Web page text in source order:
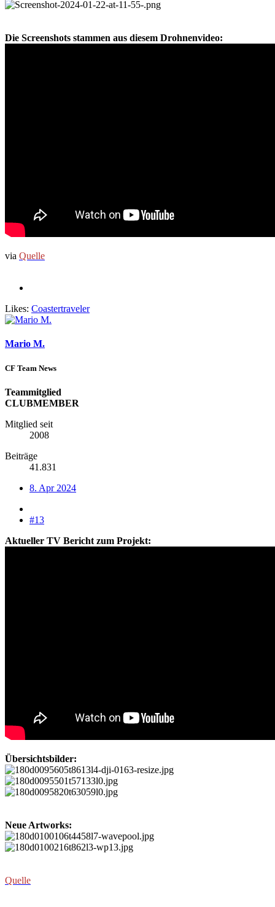
Die Screenshots stammen aus diesem Drohnenvideo:
via Quelle
Likes: Coastertraveler
Mario M.
CF Team News
Teammitglied
CLUBMEMBER
Mitglied seit
2008
Beiträge
41.831
8. Apr 2024
#13
Aktueller TV Bericht zum Projekt:
Übersichtsbilder:
Neue Artworks:
Quelle